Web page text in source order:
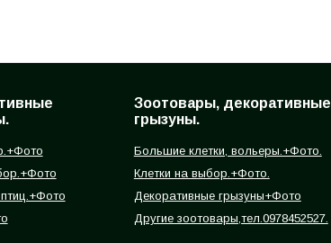
Зоотовары, декоративные
грызуны.
Большие клетки, вольеры.+Фото.
Клетки на выбор.+Фото.
Декоративные грызуны+Фото
Другие зоотовары,тел.0978452527.